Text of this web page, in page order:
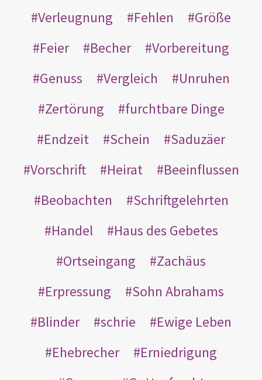
Verleugnung Fehlen
Größe
Feier
Becher
Vorbereitung
Genuss
Vergleich
Unruhen
Zertörung
furchtbare Dinge
Endzeit
Schein
Saduzäer
Vorschrift
Heirat
Beeinflussen
Beobachten
Schriftgelehrten
Handel
Haus des Gebetes
Ortseingang
Zachäus
Erpressung
Sohn Abrahams
Blinder
schrie
Ewige Leben
Ehebrecher
Erniedrigung